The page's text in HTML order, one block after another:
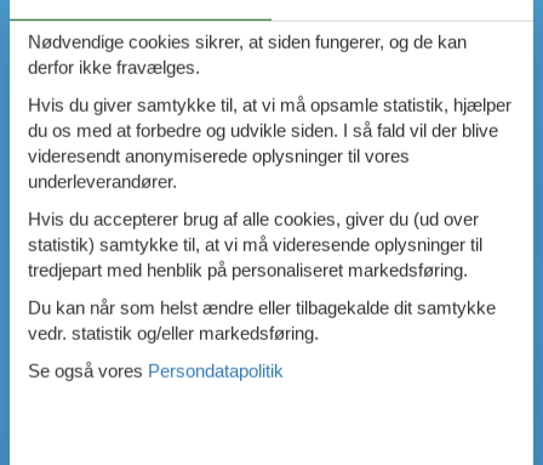
Nødvendige cookies sikrer, at siden fungerer, og de kan
derfor ikke fravælges.
Hvis du giver samtykke til, at vi må opsamle statistik, hjælper
du os med at forbedre og udvikle siden. I så fald vil der blive
videresendt anonymiserede oplysninger til vores
underleverandører.
Hvis du accepterer brug af alle cookies, giver du (ud over
statistik) samtykke til, at vi må videresende oplysninger til
tredjepart med henblik på personaliseret markedsføring.
Du kan når som helst ændre eller tilbagekalde dit samtykke
vedr. statistik og/eller markedsføring.
Se også vores Persondatapolitik